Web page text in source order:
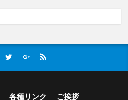
各種リンク ご挨拶